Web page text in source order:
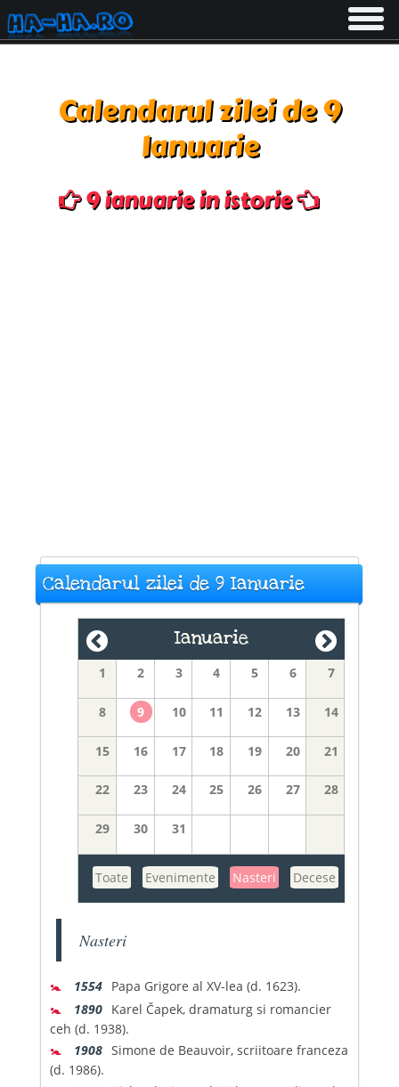
Toggle
Calendarul zilei de 9
Ianuarie
9 ianuarie in istorie
Calendarul zilei de 9 Ianuarie
Ianuarie
1 2 3 4 5 6 7
8 9 10 11 12 13 14
15 16 17 18 19 20 21
22 23 24 25 26 27 28
29 30 31
Toate Evenimente Nasteri Decese
Nasteri
🚼 1554 Papa Grigore al XV-lea (d. 1623).
🚼 1890 Karel Čapek, dramaturg si romancier
ceh (d. 1938).
🚼 1908 Simone de Beauvoir, scriitoare franceza
(d. 1986).